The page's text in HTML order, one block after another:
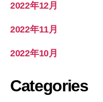
2022年12月
2022年11月
2022年10月
Categories